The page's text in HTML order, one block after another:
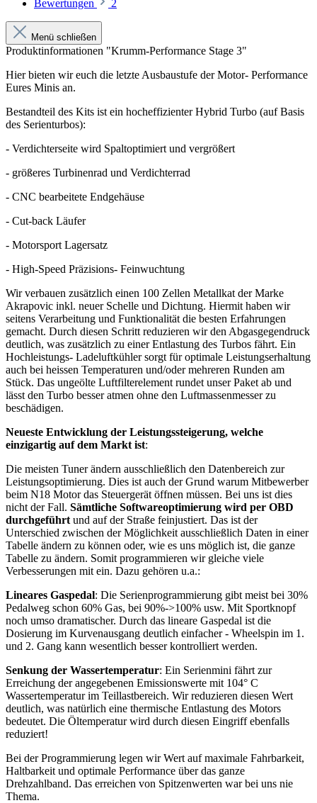
Bewertungen
2
Menü schließen
Produktinformationen "Krumm-Performance Stage 3"
Hier bieten wir euch die letzte Ausbaustufe der Motor- Performance
Eures Minis an.
Bestandteil des Kits ist ein hocheffizienter Hybrid Turbo (auf Basis
des Serienturbos):
- Verdichterseite wird Spaltoptimiert und vergrößert
- größeres Turbinenrad und Verdichterrad
- CNC bearbeitete Endgehäuse
- Cut-back Läufer
- Motorsport Lagersatz
- High-Speed Präzisions- Feinwuchtung
Wir verbauen zusätzlich einen 100 Zellen Metallkat der Marke
Akrapovic inkl. neuer Schelle und Dichtung. Hiermit haben wir
seitens Verarbeitung und Funktionalität die besten Erfahrungen
gemacht. Durch diesen Schritt reduzieren wir den Abgasgegendruck
deutlich, was zusätzlich zu einer Entlastung des Turbos fährt. Ein
Hochleistungs- Ladeluftkühler sorgt für optimale Leistungserhaltung
auch bei heissen Temperaturen und/oder mehreren Runden am
Stück. Das ungeölte Luftfilterelement rundet unser Paket ab und
lässt den Turbo besser atmen ohne den Luftmassenmesser zu
beschädigen.
Neueste Entwicklung der Leistungssteigerung, welche
einzigartig auf dem Markt ist:
Die meisten Tuner ändern ausschließlich den Datenbereich zur
Leistungsoptimierung. Dies ist auch der Grund warum Mitbewerber
beim N18 Motor das Steuergerät öffnen müssen. Bei uns ist dies
nicht der Fall. Sämtliche Softwareoptimierung wird per OBD
durchgeführt und auf der Straße feinjustiert. Das ist der
Unterschied zwischen der Möglichkeit ausschließlich Daten in einer
Tabelle ändern zu können oder, wie es uns möglich ist, die ganze
Tabelle zu ändern. Somit programmieren wir gleiche viele
Verbesserungen mit ein. Dazu gehören u.a.:
Lineares Gaspedal: Die Serienprogrammierung gibt meist bei 30%
Pedalweg schon 60% Gas, bei 90%->100% usw. Mit Sportknopf
noch umso dramatischer. Durch das lineare Gaspedal ist die
Dosierung im Kurvenausgang deutlich einfacher - Wheelspin im 1.
und 2. Gang kann wesentlich besser kontrolliert werden.
Senkung der Wassertemperatur: Ein Serienmini fährt zur
Erreichung der angegebenen Emissionswerte mit 104° C
Wassertemperatur im Teillastbereich. Wir reduzieren diesen Wert
deutlich, was natürlich eine thermische Entlastung des Motors
bedeutet. Die Öltemperatur wird durch diesen Eingriff ebenfalls
reduziert!
Bei der Programmierung legen wir Wert auf maximale Fahrbarkeit,
Haltbarkeit und optimale Performance über das ganze
Drehzahlband. Das erreichen von Spitzenwerten war bei uns nie
Thema.